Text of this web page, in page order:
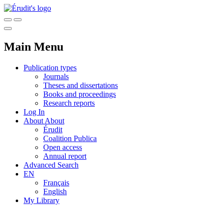
Main Menu
Publication types
Journals
Theses and dissertations
Books and proceedings
Research reports
Log In
About About
Érudit
Coalition Publica
Open access
Annual report
Advanced Search
EN
Français
English
My Library